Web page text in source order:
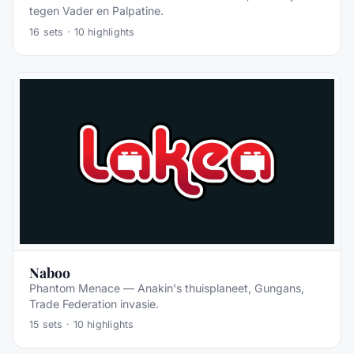
tegen Vader en Palpatine.
16 sets · 10 highlights
Naboo
Phantom Menace — Anakin's thuisplaneet, Gungans,
Trade Federation invasie.
15 sets · 10 highlights